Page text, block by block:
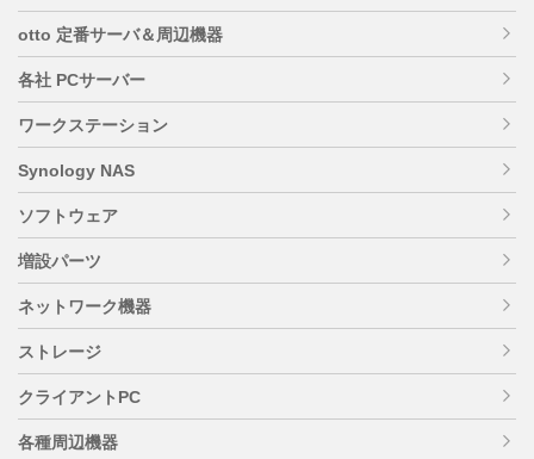
otto 定番サーバ＆周辺機器
各社 PCサーバー
ワークステーション
Synology NAS
ソフトウェア
増設パーツ
ネットワーク機器
ストレージ
クライアントPC
各種周辺機器